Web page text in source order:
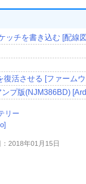
ッチを書き込む [配線
活させる [ファーム
プ版(NJM386BD)
リー
2018年01月15日